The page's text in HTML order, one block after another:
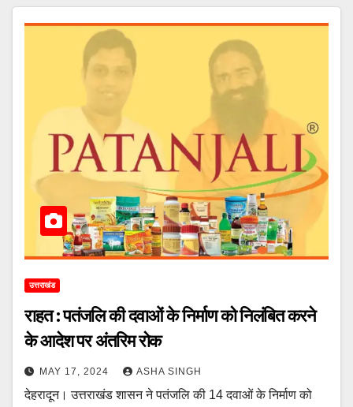
उत्तराखंड
राहत : पतंजलि की दवाओं के निर्माण को निलंबित करने
के आदेश पर अंतरिम रोक
MAY 17, 2024 ASHA SINGH
देहरादून। उत्तराखंड शासन ने पतंजलि की 14 दवाओं के निर्माण को